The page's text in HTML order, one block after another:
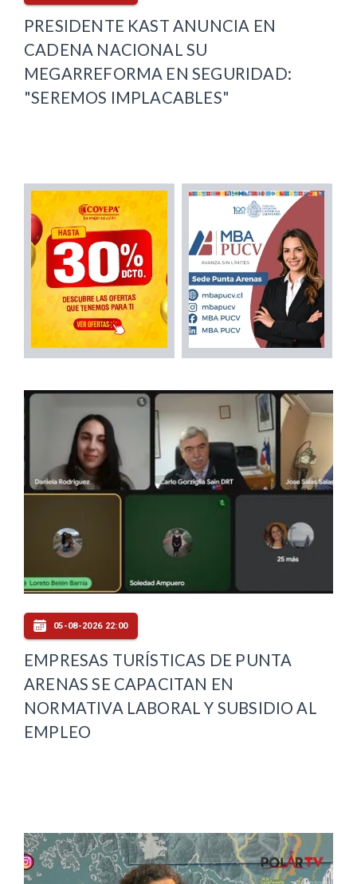
PRESIDENTE KAST ANUNCIA EN
CADENA NACIONAL SU
MEGARREFORMA EN SEGURIDAD:
"SEREMOS IMPLACABLES"
05-08-2026 22:00
EMPRESAS TURÍSTICAS DE PUNTA
ARENAS SE CAPACITAN EN
NORMATIVA LABORAL Y SUBSIDIO AL
EMPLEO